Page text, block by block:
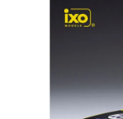
je
0,0